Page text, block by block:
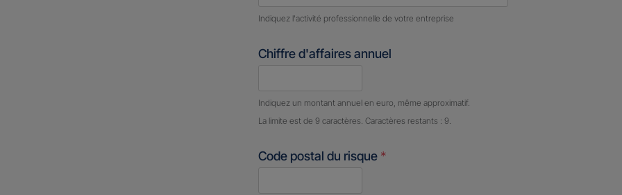
Indiquez l'activité professionnelle de votre entreprise
Chiffre d'affaires annuel
Nombre de caractères restants :9 caractères restants
Indiquez un montant annuel en euro, même approximatif.
La limite est de 9 caractères. Caractères restants : 9.
Code postal du risque *